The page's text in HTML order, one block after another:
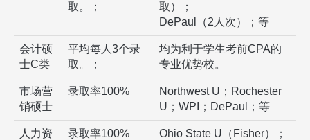
取。；
取）；
DePaul（2人次）；等
会计硕
士C类
平均每人3个录
取。；
均为利于学生考前CPA的
专业优势校。
市场营
销硕士
录取率100%
Northwest U；Rochester
U；WPI；DePaul；等
人力资
录取率100%
Ohio State U（Fisher）；